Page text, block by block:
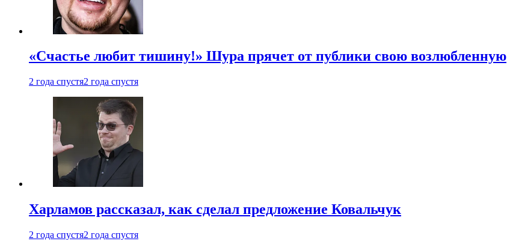
«Счастье любит тишину!» Шура прячет от публики свою возлюбленную
2 года спустя2 года спустя
Харламов рассказал, как сделал предложение Ковальчук
2 года спустя2 года спустя